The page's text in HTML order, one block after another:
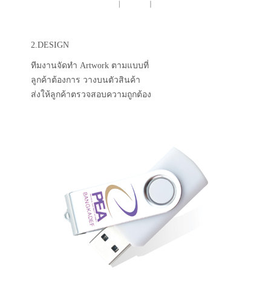
2.DESIGN
ทีมงานจัดทำ Artwork ตามแบบที่
ลูกค้าต้องการ วางบนตัวสินค้า
ส่งให้ลูกค้าตรวจสอบความถูกต้อง